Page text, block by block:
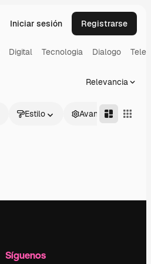
Iniciar sesión Registrarse
Digital Tecnologia Dialogo
Relevancia
Estilo Avanzado
Síguenos